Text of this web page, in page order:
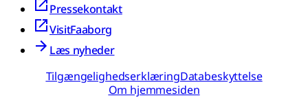
Pressekontakt
VisitFaaborg
Læs nyheder
TilgængelighedserklæringDatabeskyttelse
Om hjemmesiden